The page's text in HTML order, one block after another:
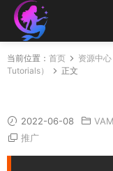
当前位置： 首页 资源中
Tutorials）
正文
2022-06-08
推广